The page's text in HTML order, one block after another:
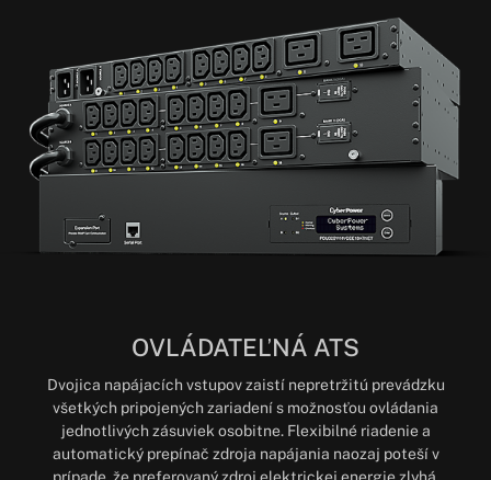
OVLÁDATEĽNÁ ATS
Dvojica napájacích vstupov zaistí nepretržitú prevádzku
všetkých pripojených zariadení s možnosťou ovládania
jednotlivých zásuviek osobitne. Flexibilné riadenie a
automatický prepínač zdroja napájania naozaj poteší v